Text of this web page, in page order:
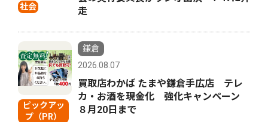
社会
走
ピックアッ
プ（PR）
鎌倉
2026.08.07
買取店わかば たまや鎌倉手広店 テレ
カ・お酒を現金化 強化キャンペーン
８月20日まで